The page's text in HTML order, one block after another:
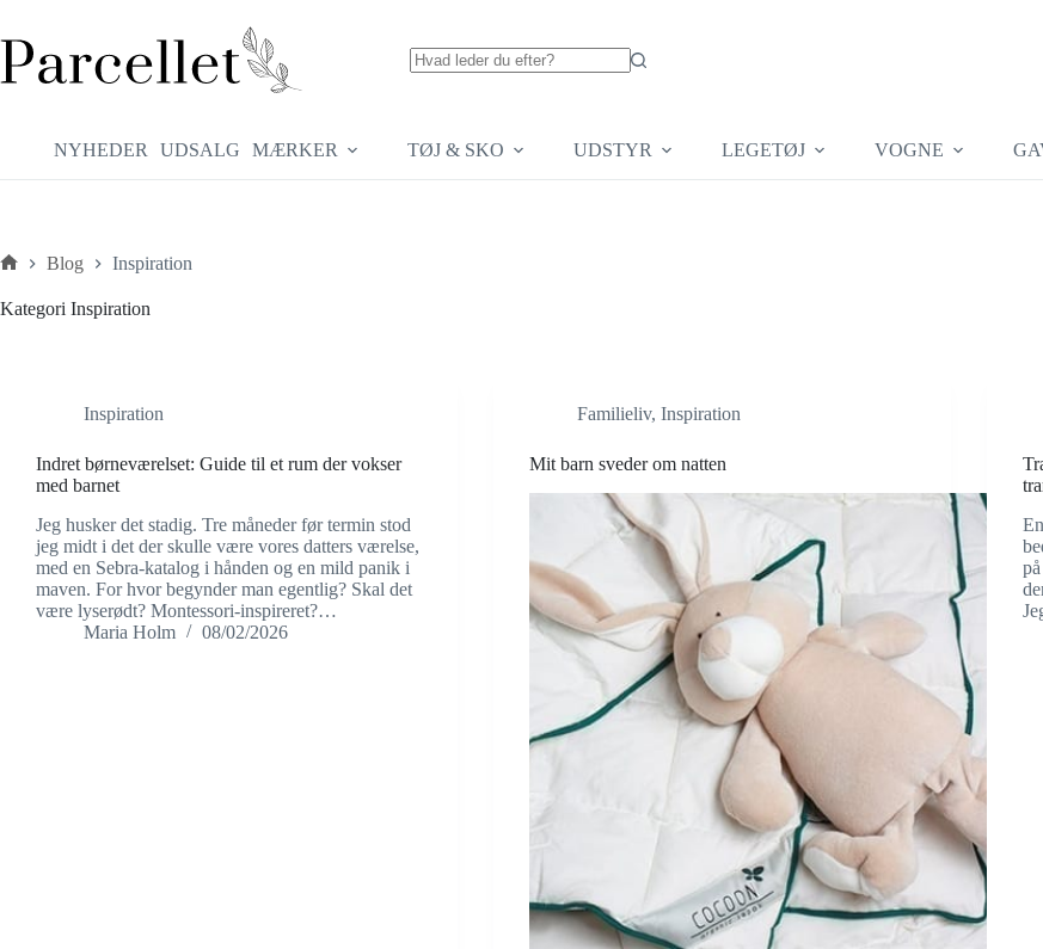
indhold
NYHEDER UDSALG MÆRKER TØJ & SKO UDSTYR LEGETØJ VOGNE
Blog Inspiration
Kategori Inspiration
Inspiration
Indret børneværelset: Guide til et rum der vokser
med barnet
Jeg husker det stadig. Tre måneder før termin stod
jeg midt i det der skulle være vores datters værelse,
med en Sebra-katalog i hånden og en mild panik i
maven. For hvor begynder man egentlig? Skal det
være lyserødt? Montessori-inspireret?…
Maria Holm
08/02/2026
Familieliv,Inspiration
Mit barn sveder om natten